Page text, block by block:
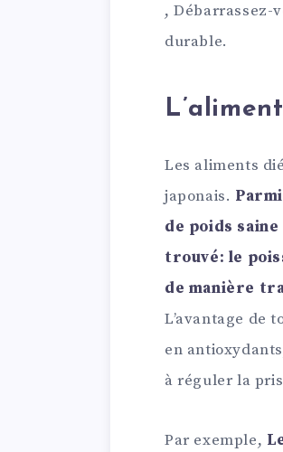
, Débarrassez-
durable.
Les aliments
japonais.
de poids
trouvé: le
de manière
L’avantage de
en
à réguler la
Par exemple,